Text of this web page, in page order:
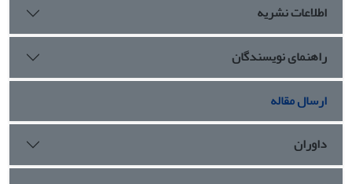
اطلاعات نشریه
راهنمای نویسندگان
ارسال مقاله
داوران